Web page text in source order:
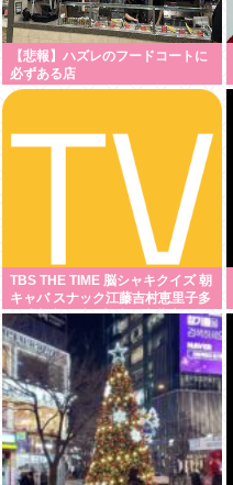
【悲報】ハズレのフードコートに
必ずある店
TBS THE TIME 脳シャキクイズ 朝
キャバ スナック江藤吉村恵里子多
田成美安住紳一郎小沢光葵古田敬
郷